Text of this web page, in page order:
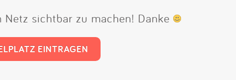
sichtbar zu machen! Danke
EINTRAGEN